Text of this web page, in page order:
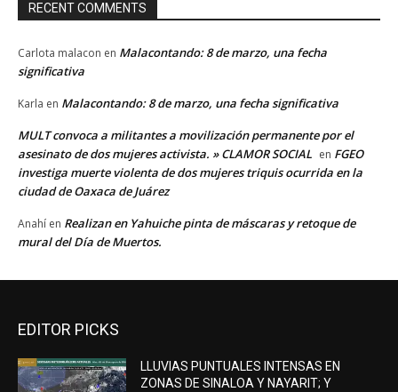
RECENT COMMENTS
Carlota malacon en Malacontando: 8 de marzo, una fecha
significativa
Karla en Malacontando: 8 de marzo, una fecha significativa
MULT convoca a militantes a movilización permanente por el
asesinato de dos mujeres activista. » CLAMOR SOCIAL en FGEO
investiga muerte violenta de dos mujeres triquis ocurrida en la
ciudad de Oaxaca de Juárez
Anahí en Realizan en Yahuiche pinta de máscaras y retoque de
mural del Día de Muertos.
EDITOR PICKS
LLUVIAS PUNTUALES INTENSAS EN
ZONAS DE SINALOA Y NAYARIT; Y